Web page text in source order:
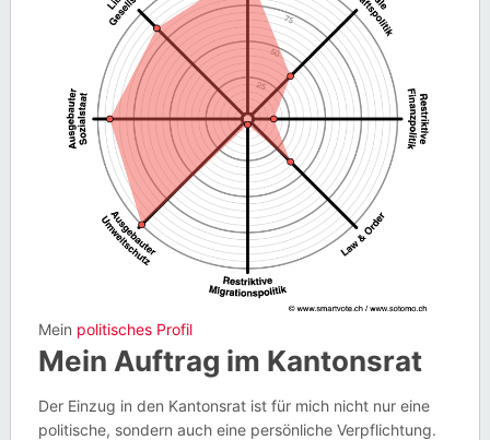
Mein politisches Profil
Mein Auftrag im Kantonsrat
Der Einzug in den Kantonsrat ist für mich nicht nur eine
politische, sondern auch eine persönliche Verpflichtung.